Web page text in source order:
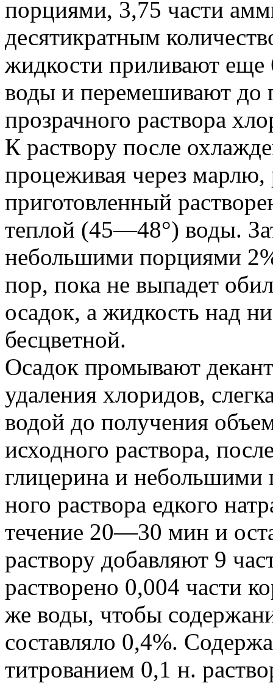
порциями, 3,75 части
десятикратным
жидкости приливают еще
воды и перемешивают до
прозрачного раствора
К раствору после
процеживая через марлю,
приготовленный
теплой (45—48°) воды.
небольшими порциями
пор, пока не выпадет
осадок, а жидкость над
бесцветной.
Осадок промывают
удаления хлоридов,
водой до получения
исходного раствора,
глицерина и
ного раствора едкого
течение 20—30 мин и
раствору добавляют 9
растворено 0,004 части
же воды, чтобы
составляло 0,4%.
титрованием 0,1 н.